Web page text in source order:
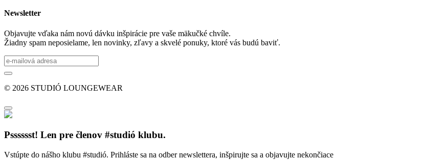
Newsletter
Objavujte vďaka nám novú dávku inšpirácie pre vaše mäkučké chvíle.
Žiadny spam neposielame, len novinky, zľavy a skvelé ponuky, ktoré vás budú baviť.
© 2026 STUDIÓ LOUNGEWEAR
Psssssst! Len pre členov #studió klubu.
Vstúpte do nášho klubu #studió. Prihláste sa na odber newslettera, inšpirujte sa a objavujte nekončiace